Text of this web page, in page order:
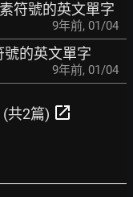
符號的英文單字
9年前, 01/04
號的英文單字
9年前, 01/04
共2篇) open_in_new